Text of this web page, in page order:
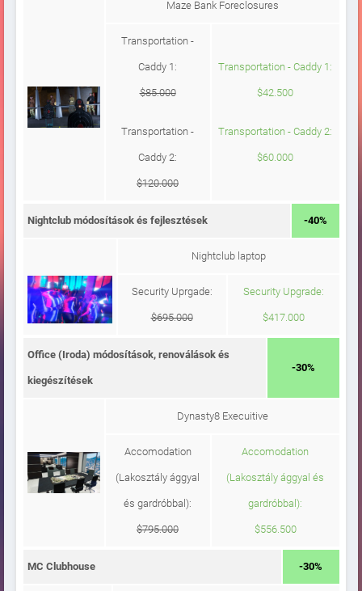
Maze Bank Foreclosures
Transportation -
Caddy 1:
$85.000
Transportation -
Caddy 2:
$120.000
Transportation - Caddy 1:
$42.500
Transportation - Caddy 2:
$60.000
Nightclub módosítások és fejlesztések -40%
Nightclub laptop
Security Uprgade:
$695.000
Security Upgrade:
$417.000
Office (Iroda) módosítások, renoválások és
kiegészítések
-30%
Dynasty8 Execuitive
Accomodation
(Lakosztály ággyal
és gardróbbal):
$795.000
Accomodation
(Lakosztály ággyal és
gardróbbal):
$556.500
MC Clubhouse -30%